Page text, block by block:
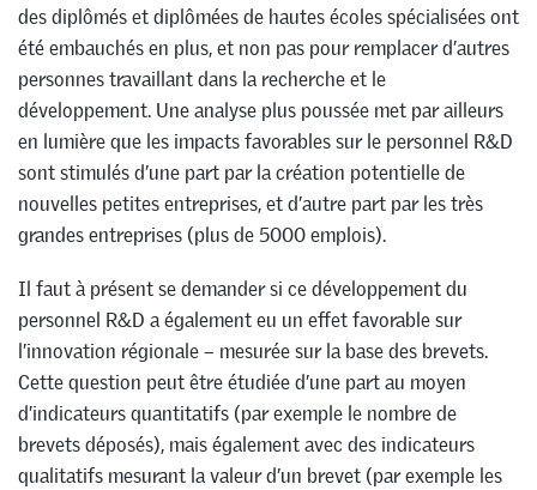
des diplômés et diplômées de hautes écoles spécialisées ont
été embauchés en plus, et non pas pour remplacer d’autres
personnes travaillant dans la recherche et le
développement. Une analyse plus poussée met par ailleurs
en lumière que les impacts favorables sur le personnel R&D
sont stimulés d’une part par la création potentielle de
nouvelles petites entreprises, et d’autre part par les très
grandes entreprises (plus de 5000 emplois).
Il faut à présent se demander si ce développement du
personnel R&D a également eu un effet favorable sur
l’innovation régionale – mesurée sur la base des brevets.
Cette question peut être étudiée d’une part au moyen
d’indicateurs quantitatifs (par exemple le nombre de
brevets déposés), mais également avec des indicateurs
qualitatifs mesurant la valeur d’un brevet (par exemple les